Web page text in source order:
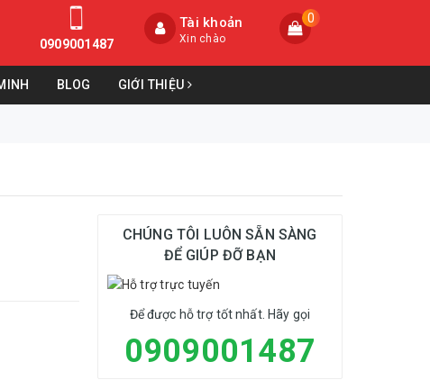
0909001487
Tài khoản
Xin chào
0
BLOG GIỚI THIỆU
CHÚNG TÔI LUÔN SẴN SÀNG
ĐỂ GIÚP ĐỠ BẠN
Để được hỗ trợ tốt nhất. Hãy gọi
0909001487